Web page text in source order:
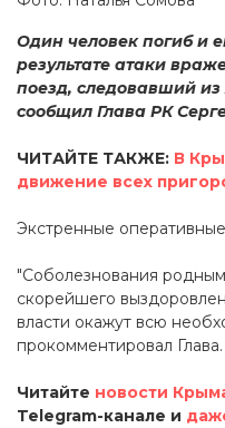
Один человек погиб и
результате атаки
поезд, следовавший из
сообщил Глава РК
ЧИТАЙТЕ ТАКЖЕ: В
движение всех
Экстренные
"Соболезнования
скорейшего
власти окажут всю
прокомментировал Глава.
Читайте новости
Telegram-канале и